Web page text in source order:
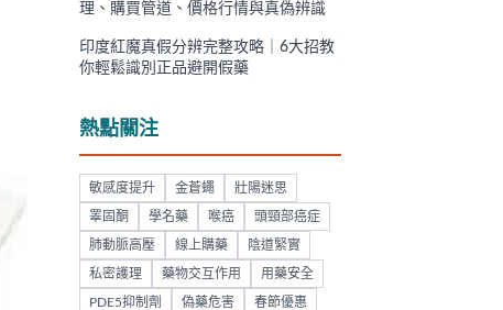
理、購買管道、價格行情與真偽辨識
印度紅魔真假分辨完整攻略｜6大招教
你輕鬆識別正品避開假藥
熱點關注
敏感度提升 金蒼蠅 壯陽迷思
睪固酮 學名藥 喉癌 頭頸部癌症
肺動脈高壓 線上購藥 陰道緊實
私密護理 藥物交互作用 用藥安全
PDE5抑制劑 偽藥危害 春節優惠